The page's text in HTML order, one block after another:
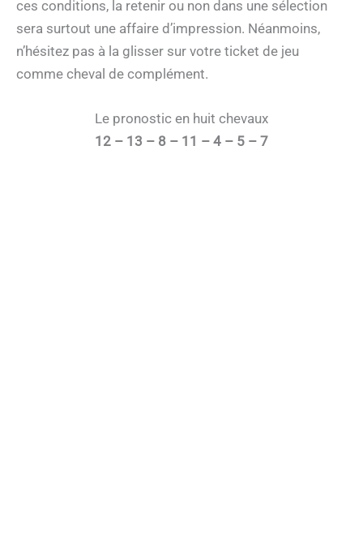
ces conditions, la retenir ou non dans une sélection
sera surtout une affaire d’impression. Néanmoins,
n’hésitez pas à la glisser sur votre ticket de jeu
comme cheval de complément.
Le pronostic en huit chevaux
12 – 13 – 8 – 11 – 4 – 5 – 7